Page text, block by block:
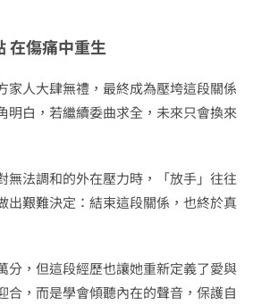
在傷痛中重生
家人大肆無禮，最終成為壓垮這段關係
明白，若繼續委曲求全，未來只會換來
無法調和的外在壓力時，「放手」往往
出艱難決定：結束這段關係，也終於真
分，但這段經歷也讓她重新定義了愛與
合，而是學會傾聽內在的聲音，保護自